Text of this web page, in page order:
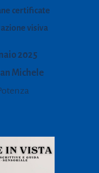
certificate
visiva
2025
Michele